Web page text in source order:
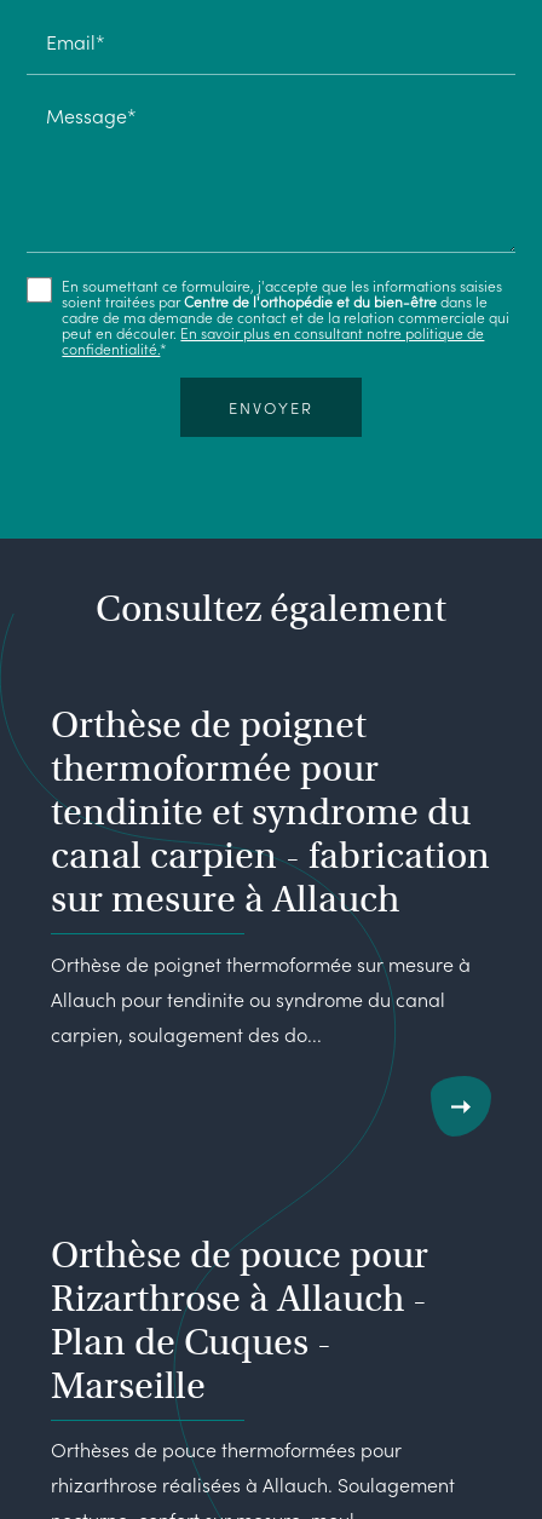
Email*
Message*
En soumettant ce formulaire, j'accepte que les informations saisies
soient traitées parCentre de l'orthopédie et du bien-êtredans le
cadre de ma demande de contact et de la relation commerciale qui
peut en découler. En savoir plus en consultant notre politique de
confidentialité.*
Consultez également
Orthèse de poignet
thermoformée pour
tendinite et syndrome du
canal carpien - fabrication
sur mesure à Allauch
Orthèse de poignet thermoformée sur mesure à
Allauch pour tendinite ou syndrome du canal
carpien, soulagement des do...
Orthèse de pouce pour
Rizarthrose à Allauch -
Plan de Cuques -
Marseille
Orthèses de pouce thermoformées pour
rhizarthrose réalisées à Allauch. Soulagement